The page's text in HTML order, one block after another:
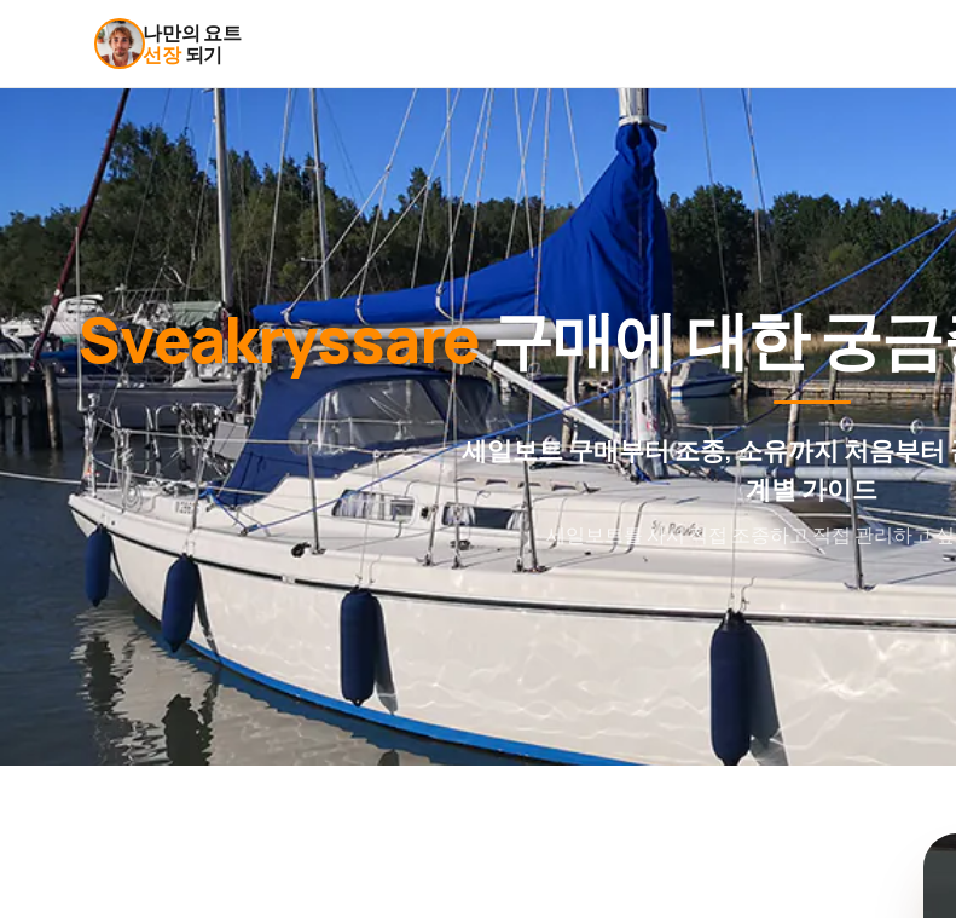
나만의 요트
선장되기
Sveakryssare구매에 대한 궁
세일보트 구매부터 조종, 소유까지 처음부터
계별 가이드
세일보트를 사서 직접 조종하고 직접 관리하고